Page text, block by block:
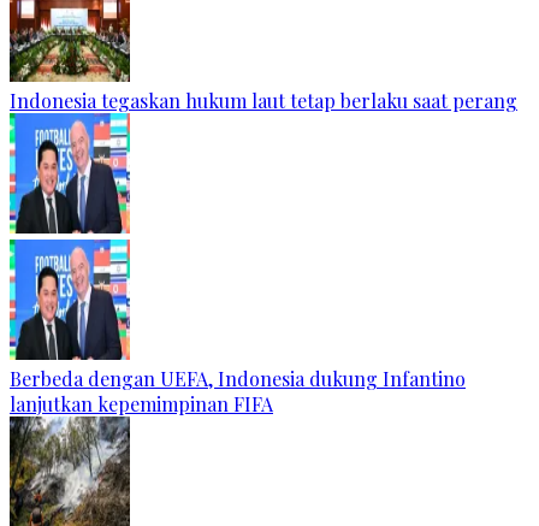
Indonesia tegaskan hukum laut tetap berlaku saat perang
Berbeda dengan UEFA, Indonesia dukung Infantino
lanjutkan kepemimpinan FIFA